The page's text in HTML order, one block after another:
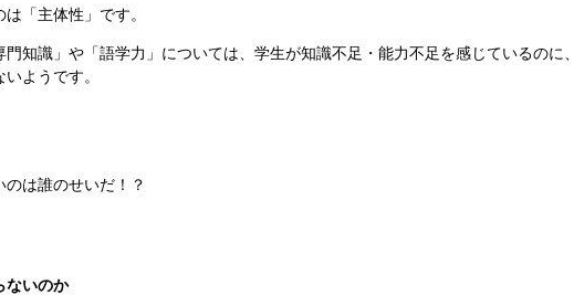
「主体性」です。
知識」や「語学力」については、学生が知識不足・能力不足を感じているのに
ようです。
のは誰のせいだ！？
ないのか